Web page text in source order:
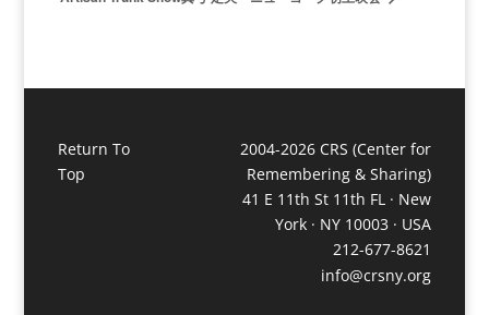
Return To
Top
2004-2026 CRS (Center for
Remembering & Sharing)
41 E 11th St 11th FL · New
York · NY 10003 · USA
212-677-8621
info@crsny.org